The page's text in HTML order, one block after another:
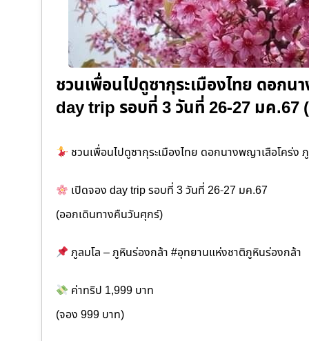
ชวนเพื่อนไปดูซากุระเมืองไทย ดอกน
day trip รอบที่ 3 วันที่ 26-27 มค
ชวนเพื่อนไปดูซากุระเมืองไทย ดอกนางพญาเสือโคร่ง
เปิดจอง day trip รอบที่ 3 วันที่ 26-27 มค.67
(ออกเดินทางคืนวันศุกร์)
ภูลมโล – ภูหินร่องกล้า #อุทยานแห่งชาติภูหินร่องกล้า
ค่าทริป 1,999 บาท
(จอง 999 บาท)